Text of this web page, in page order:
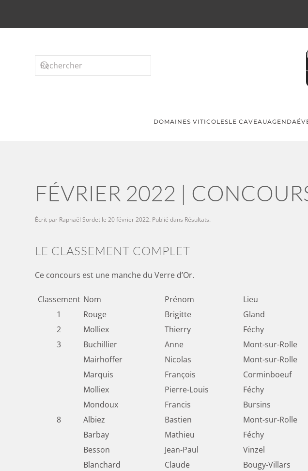
Passer au contenu principal
DOMAINES VITICOLESLE CAVEAUAGENDA
FÉVRIER 2022 |
Écrit par Raphaël Sordet le 20 février 2022. Publié dans Résultats.
LE CLASSEMENT COMPLET
Ce concours est une manche du Verre d’Or.
Classement Nom Prénom Lieu
1
Rouge Brigitte Gland
2
Molliex Thierry Féchy
3
Buchillier Anne Mont-sur-Rolle
Mairhoffer
Nicolas Mont-sur-Rolle
Marquis
François Corminboeuf
Molliex
Pierre-Louis Féchy
Mondoux
Francis Bursins
8
Albiez Bastien Mont-sur-Rolle
Barbay
Mathieu Féchy
Besson
Jean-Paul Vinzel
Blanchard
Claude Bougy-Villars